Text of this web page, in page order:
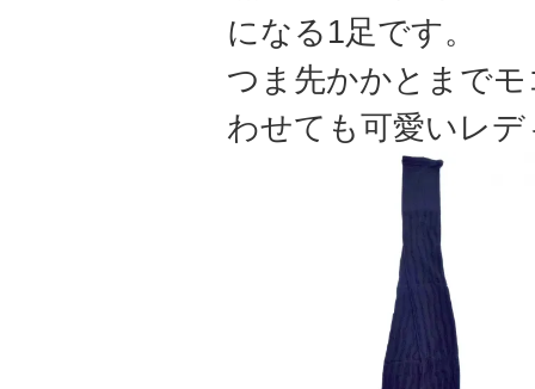
になる1足です。
つま先かかとまで
わせても可愛いレ